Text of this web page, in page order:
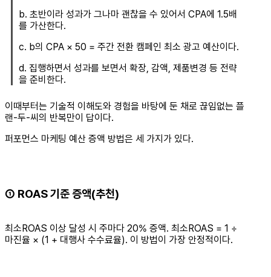
b. 초반이라 성과가 그나마 괜찮을 수 있어서 CPA에 1.5배
를 가산한다.
c. b의 CPA × 50 = 주간 전환 캠페인 최소 광고 예산이다.
d. 집행하면서 성과를 보면서 확장, 감액, 제품변경 등 전략
을 준비한다.
이때부터는 기술적 이해도와 경험을 바탕에 둔 채로 끊임없는 플
랜-두-씨의 반복만이 답이다.
퍼포먼스 마케팅 예산 증액 방법은 세 가지가 있다.
① ROAS 기준 증액(추천)
최소ROAS 이상 달성 시 주마다 20% 증액. 최소ROAS = 1 ÷
마진율 × (1 + 대행사 수수료율). 이 방법이 가장 안정적이다.